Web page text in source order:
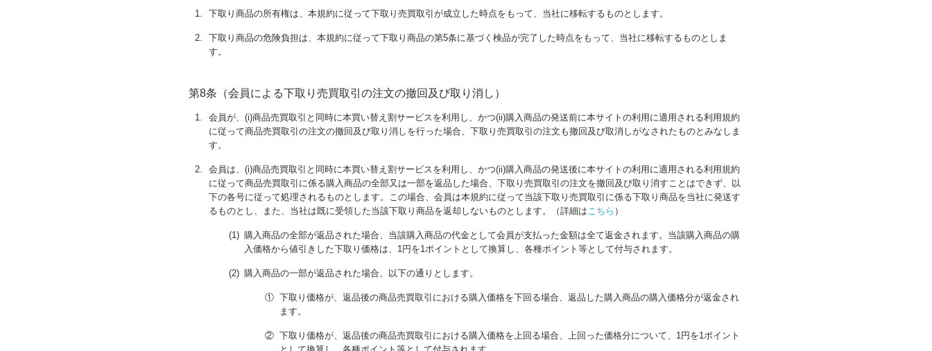
1. 下取り商品の所有権は、本規約に従って下取り売買取引が成立した時点をもって、当社に移転するものとします。
2.
下取り商品の危険負担は、本規約に従って下取り商品の第5条に基づく検品が完了した時点をもって、当社に移転するものとしま
す。
第8条（会員による下取り売買取引の注文の撤回及び取り消し）
1.
会員が、(i)商品売買取引と同時に本買い替え割サービスを利用し、かつ(ii)購入商品の発送前に本サイトの利用に適用される利用規約
に従って商品売買取引の注文の撤回及び取り消しを行った場合、下取り売買取引の注文も撤回及び取消しがなされたものとみなしま
す。
2.
会員は、(i)商品売買取引と同時に本買い替え割サービスを利用し、かつ(ii)購入商品の発送後に本サイトの利用に適用される利用規約
に従って商品売買取引に係る購入商品の全部又は一部を返品した場合、下取り売買取引の注文を撤回及び取り消すことはできず、以
下の各号に従って処理されるものとします。この場合、会員は本規約に従って当該下取り売買取引に係る下取り商品を当社に発送す
るものとし、また、当社は既に受領した当該下取り商品を返却しないものとします。（詳細はこちら ）
(1) 購入商品の全部が返品された場合、当該購入商品の代金として会員が支払った金額は全て返金されます。当該購入商品の購
入価格から値引きした下取り価格は、1円を1ポイントとして換算し、各種ポイント等として付与されます。
(2) 購入商品の一部が返品された場合、以下の通りとします。
① 下取り価格が、返品後の商品売買取引における購入価格を下回る場合、返品した購入商品の購入価格分が返金され
ます。
② 下取り価格が、返品後の商品売買取引における購入価格を上回る場合、上回った価格分について、1円を1ポイント